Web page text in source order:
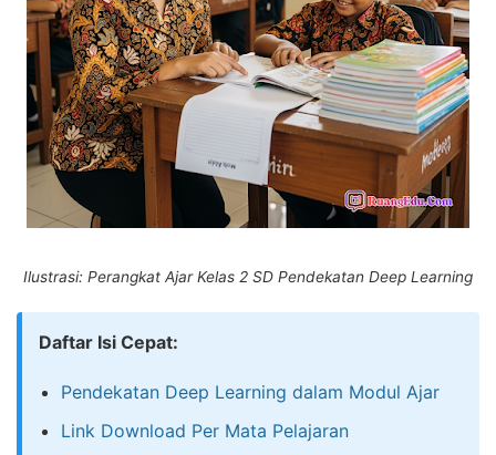
Ilustrasi: Perangkat Ajar Kelas 2 SD Pendekatan Deep Learning
Daftar Isi Cepat:
Pendekatan Deep Learning dalam Modul Ajar
Link Download Per Mata Pelajaran